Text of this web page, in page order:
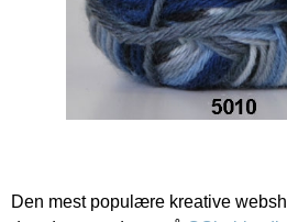
Den mest populære kreative